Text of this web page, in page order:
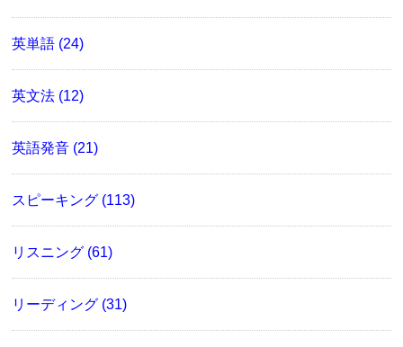
英単語 (24)
英文法 (12)
英語発音 (21)
スピーキング (113)
リスニング (61)
リーディング (31)